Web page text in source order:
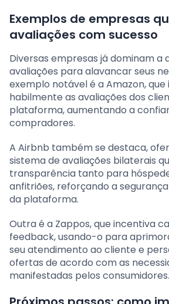
Exemplos de empresas
avaliações com sucesso
Diversas empresas já dominam a
avaliações para alavancar seus
exemplo notável é a Amazon,
habilmente as avaliações dos
plataforma, aumentando a
compradores.
A Airbnb também se destaca,
sistema de avaliações bilaterais
transparência tanto para
anfitriões, reforçando a
da plataforma.
Outra é a Zappos, que incentiva
feedback, usando-o para
seu atendimento ao cliente e
ofertas de acordo com as
manifestadas pelos consumidores.